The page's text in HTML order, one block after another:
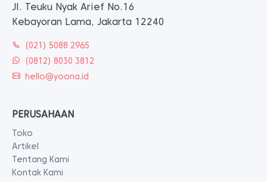
Jl. Teuku Nyak Arief No.16
Kebayoran Lama, Jakarta 12240
(021) 5088 2965
(0812) 8030 3812
hello@yoona.id
PERUSAHAAN
Toko
Artikel
Tentang Kami
Kontak Kami